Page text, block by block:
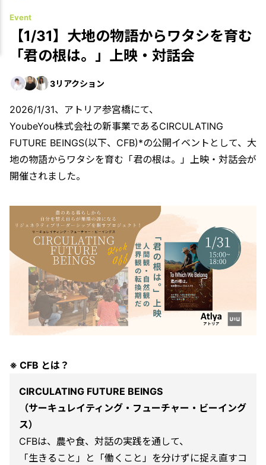
Event
【1/31】大地の物語からワタシを育む
「君の根は。」上映・対話会
3リアクション
2026/1/31、アトリア参宮橋にて、
YoubeYou株式会社の新事業であるCIRCULATING
FUTURE BEINGS(以下、CFB)*の公開イベントとして、大
地の物語からワタシを育む「君の根は。」上映・対話会が
開催されました。
※ CFB とは？
CIRCULATING FUTURE BEINGS
（サーキュレイティング・フューチャー・ビーイング
ス）
CFBは、農や食、対話の実践を通して、
「生きること」と「働くこと」を分けずに捉え直すコ